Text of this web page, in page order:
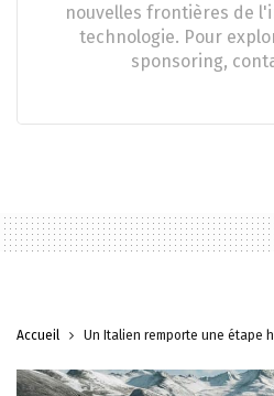
nouvelles frontières de
technologie. Pour
sponsoring,
Accueil Un Italien remporte une étape